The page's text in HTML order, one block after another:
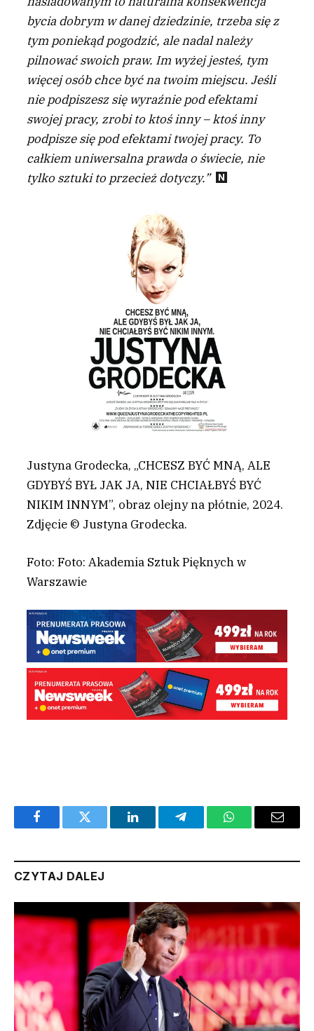
bycia dobrym w danej dziedzinie, trzeba się z
tym poniekąd pogodzić, ale nadal należy
pilnować swoich praw. Im wyżej jesteś, tym
więcej osób chce być na twoim miejscu. Jeśli
nie podpiszesz się wyraźnie pod efektami
swojej pracy, zrobi to ktoś inny – ktoś inny
podpisze się pod efektami twojej pracy. To
całkiem uniwersalna prawda o świecie, nie
tylko sztuki to przecież dotyczy.”
Justyna Grodecka, „CHCESZ BYĆ MNĄ, ALE
GDYBYŚ BYŁ JAK JA, NIE CHCIAŁBYŚ BYĆ
NIKIM INNYM”, obraz olejny na płótnie, 2024.
Zdjęcie © Justyna Grodecka.
Foto: Foto: Akademia Sztuk Pięknych w
Warszawie
FacebookTwitter LinkedInTelegramWhatsAppEmail
CZYTAJ DALEJ